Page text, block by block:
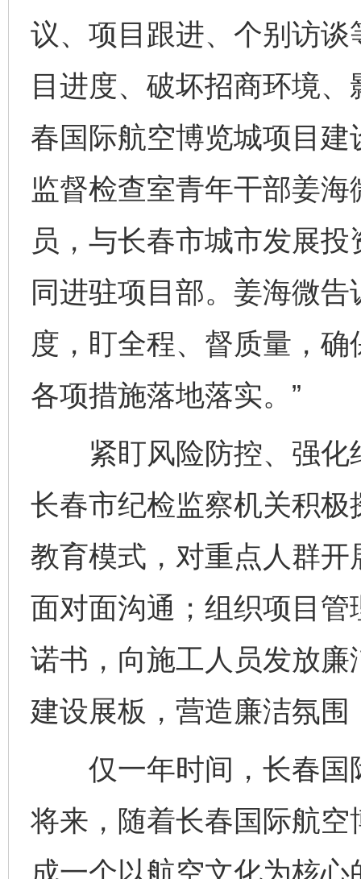
议、项目跟进、个别访
目进度、破坏招商环境
春国际航空博览城项目
监督检查室青年干部姜
员，与长春市城市发展
同进驻项目部。姜海微
度，盯全程、督质量，
各项措施落地落实。”
紧盯风险防控、强化
长春市纪检监察机关积极
教育模式，对重点人群
面对面沟通；组织项目
诺书，向施工人员发放
建设展板，营造廉洁氛
仅一年时间，长春国
将来，随着长春国际航
成一个以航空文化为核